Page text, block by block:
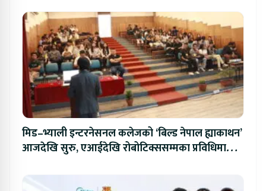
मिड–भ्याली इन्टरनेसनल कलेजको ‘बिल्ड नेपाल ह्याकाथन’
आजदेखि सुरु, एआईदेखि रोबोटिक्ससम्मका प्रविधिमा